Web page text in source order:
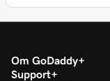
Om GoDaddy
Support